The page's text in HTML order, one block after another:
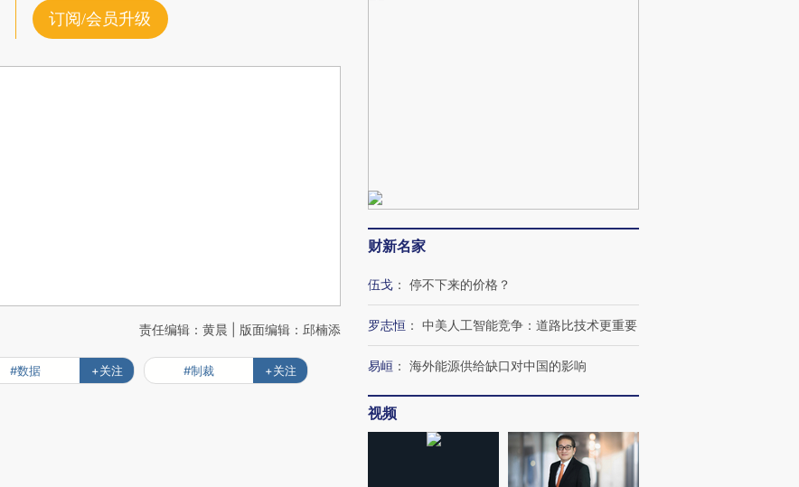
订阅/会员升级
责任编辑：黄晨 | 版面编辑：邱楠添
#数据 +关注 #制裁 +关注
财新名家
伍戈 ： 停不下来的价格？
罗志恒 ： 中美人工智能竞争：道路比技术更重要
易峘 ： 海外能源供给缺口对中国的影响
视频